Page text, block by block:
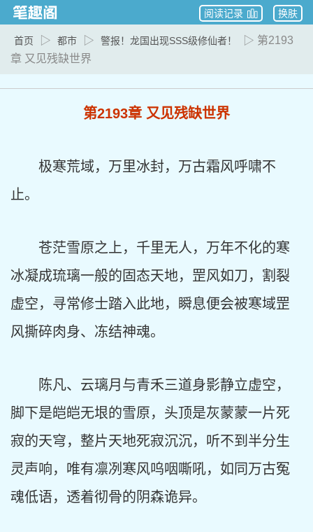
换肤
阅读记录
首页 ▷ 都市 ▷ 警报！龙国出现SSS级修仙者！
▷ 第2193
章 又见残缺世界
第2193章 又见残缺世界
极寒荒域，万里冰封，万古霜风呼啸不
止。
苍茫雪原之上，千里无人，万年不化的寒
冰凝成琉璃一般的固态天地，罡风如刀，割裂
虚空，寻常修士踏入此地，瞬息便会被寒域罡
风撕碎肉身、冻结神魂。
陈凡、云璃月与青禾三道身影静立虚空，
脚下是皑皑无垠的雪原，头顶是灰蒙蒙一片死
寂的天穹，整片天地死寂沉沉，听不到半分生
灵声响，唯有凛冽寒风呜咽嘶吼，如同万古冤
魂低语，透着彻骨的阴森诡异。